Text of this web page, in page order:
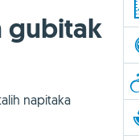
gubitak
napitaka